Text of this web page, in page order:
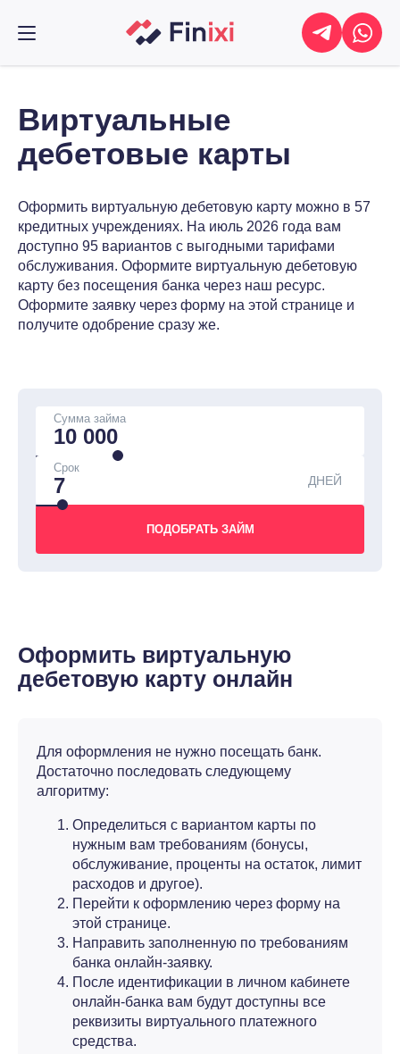
Виртуальные
дебетовые карты
Оформить виртуальную дебетовую карту можно в 57
кредитных учреждениях. На июль 2026 года вам
доступно 95 вариантов с выгодными тарифами
обслуживания. Оформите виртуальную дебетовую
карту без посещения банка через наш ресурс.
Оформите заявку через форму на этой странице и
получите одобрение сразу же.
Сумма займа
Срок
ДНЕЙ
Оформить виртуальную
дебетовую карту онлайн
Для оформления не нужно посещать банк.
Достаточно последовать следующему
алгоритму:
Определиться с вариантом карты по
нужным вам требованиям (бонусы,
обслуживание, проценты на остаток, лимит
расходов и другое).
Перейти к оформлению через форму на
этой странице.
Направить заполненную по требованиям
банка онлайн-заявку.
После идентификации в личном кабинете
онлайн-банка вам будут доступны все
реквизиты виртуального платежного
средства.